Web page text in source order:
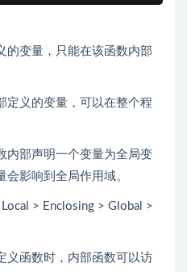
的变量，只能在该函数内部
定义的变量，可以在整个程
内部声明一个变量为全局变
影响到全局作用域。
> Enclosing > Global >
义函数时，内部函数可以访